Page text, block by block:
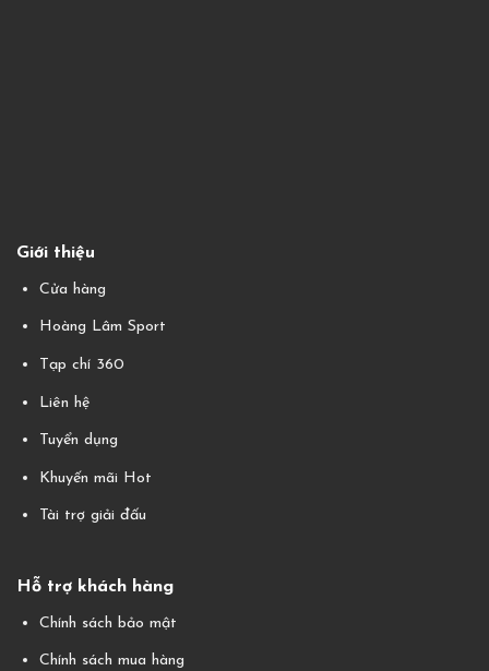
Giới thiệu
Cửa hàng
Hoàng Lâm Sport
Tạp chí 360
Liên hệ
Tuyển dụng
Khuyến mãi Hot
Tài trợ giải đấu
Hỗ trợ khách hàng
Chính sách bảo mật
Chính sách mua hàng